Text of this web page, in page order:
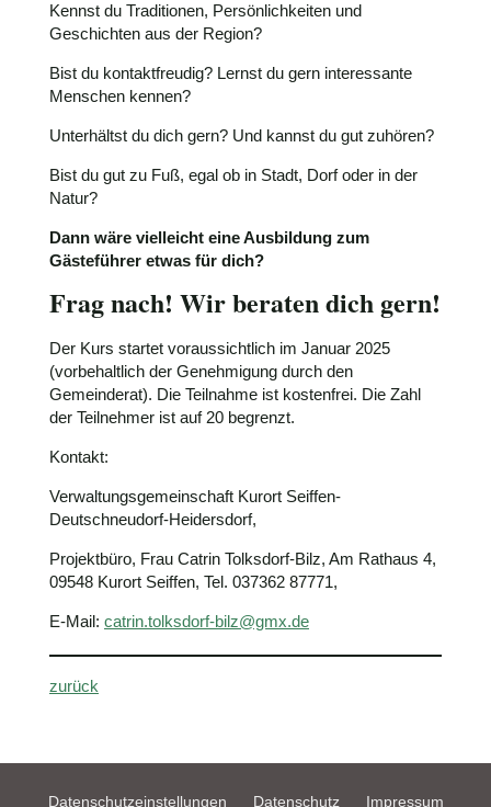
Kennst du Traditionen, Persönlichkeiten und
Geschichten aus der Region?
Bist du kontaktfreudig? Lernst du gern interessante
Menschen kennen?
Unterhältst du dich gern? Und kannst du gut zuhören?
Bist du gut zu Fuß, egal ob in Stadt, Dorf oder in der
Natur?
Dann wäre vielleicht eine Ausbildung zum
Gästeführer etwas für dich?
Frag nach! Wir beraten dich gern!
Der Kurs startet voraussichtlich im Januar 2025
(vorbehaltlich der Genehmigung durch den
Gemeinderat). Die Teilnahme ist kostenfrei. Die Zahl
der Teilnehmer ist auf 20 begrenzt.
Kontakt:
Verwaltungsgemeinschaft Kurort Seiffen-
Deutschneudorf-Heidersdorf,
Projektbüro, Frau Catrin Tolksdorf-Bilz, Am Rathaus 4,
09548 Kurort Seiffen, Tel. 037362 87771,
E-Mail: catrin.tolksdorf-bilz@gmx.de
zurück
Datenschutzeinstellungen Datenschutz Impressum